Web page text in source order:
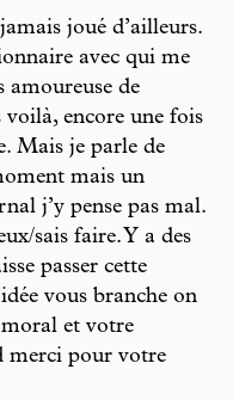
joué d’ailleurs.
avec qui me
de
encore une fois
Mais je parle de
mais un
j’y pense pas mal.
sais faire. Y a des
passer cette
vous branche on
moral et votre
merci pour votre